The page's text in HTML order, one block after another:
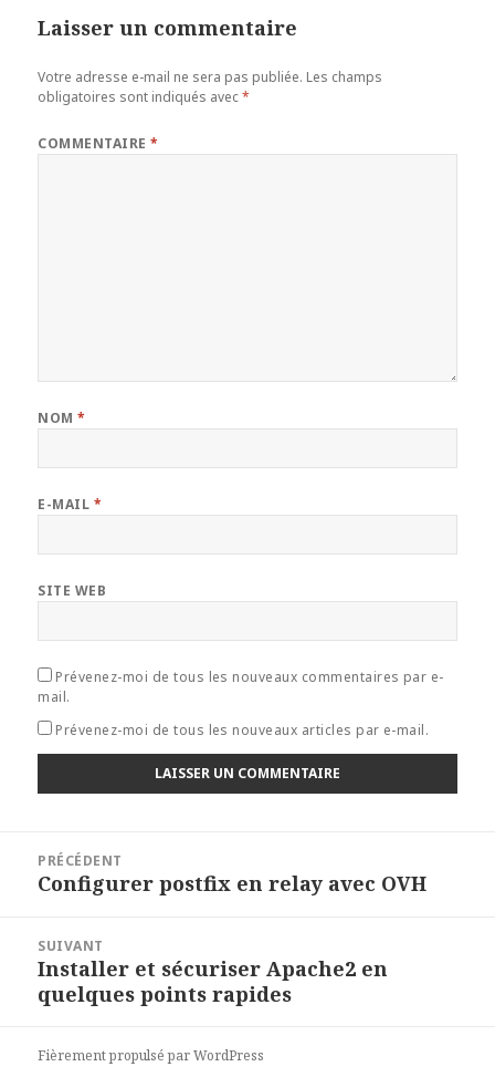
Laisser un commentaire
Votre adresse e-mail ne sera pas publiée. Les champs
obligatoires sont indiqués avec*
COMMENTAIRE*
NOM*
E-MAIL *
SITE WEB
Prévenez-moi de tous les nouveaux commentaires par e-
mail.
Prévenez-moi de tous les nouveaux articles par e-mail.
l’article
PRÉCÉDENT
Article
Configurer postfix en relay avec OVH
SUIVANT
Article
suivant :
Installer et sécuriser Apache2 en
quelques points rapides
Fièrement propulsé par WordPress